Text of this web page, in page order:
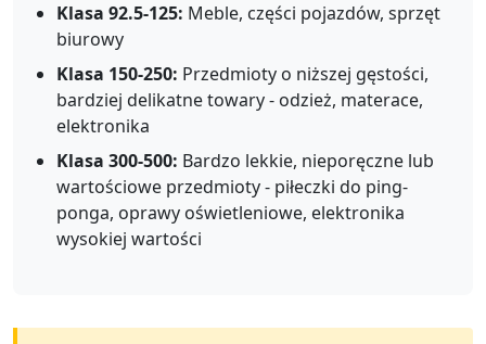
Klasa 92.5-125: Meble, części pojazdów, sprzęt
biurowy
Klasa 150-250: Przedmioty o niższej gęstości,
bardziej delikatne towary - odzież, materace,
elektronika
Klasa 300-500: Bardzo lekkie, nieporęczne lub
wartościowe przedmioty - piłeczki do ping-
ponga, oprawy oświetleniowe, elektronika
wysokiej wartości